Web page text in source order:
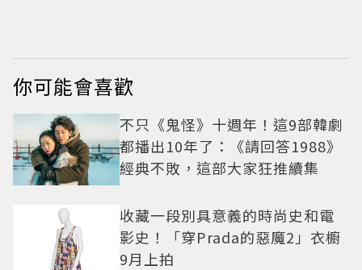
仙
你可能會喜歡
不只《鬼怪》十週年！這9部韓劇
都播出10年了：《請回答1988》
經典不敗，這部大家狂推續集
收藏一段別具意義的時尚史和電
影史！「穿Prada的惡魔2」衣櫥
9月上拍